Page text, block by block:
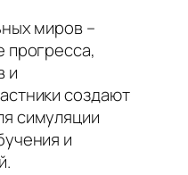
миров –
прогресса,
и
создают
симуляции
и